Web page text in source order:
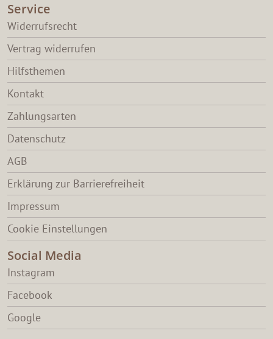
Service
Widerrufsrecht
Vertrag widerrufen
Hilfsthemen
Kontakt
Zahlungsarten
Datenschutz
AGB
Erklärung zur Barrierefreiheit
Impressum
Cookie Einstellungen
Social Media
Instagram
Facebook
Google